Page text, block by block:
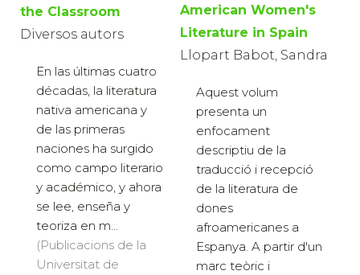
the Classroom
Diversos autors
En las últimas cuatro
décadas, la literatura
nativa americana y
de las primeras
naciones ha surgido
como campo literario
y académico, y ahora
se lee, enseña y
teoriza en m...
(Publicacions de la
Universitat de
American Women's
Literature in Spain
Llopart Babot, Sandra
Aquest volum
presenta un
enfocament
descriptiu de la
traducció i recepció
de la literatura de
dones
afroamericanes a
Espanya. A partir d'un
marc teòric i